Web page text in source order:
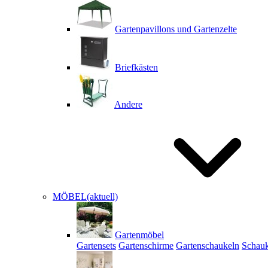
Gartenpavillons und Gartenzelte
Briefkästen
Andere
MÖBEL(aktuell)
Gartenmöbel
Gartensets Gartenschirme Gartenschaukeln